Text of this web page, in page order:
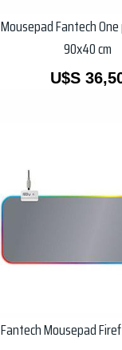
Mousepad Fantech
90x40 cm
U$S
Fantech Mousepad